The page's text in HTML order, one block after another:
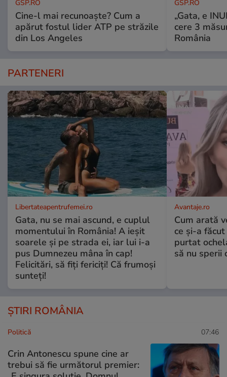
GSP.RO
Cine-l mai recunoaște? Cum a
apărut fostul lider ATP pe străzile
din Los Angeles
GSP.RO
„Gata, e
cere 3
România
PARTENERI
Libertateapentrufemei.ro
Gata, nu se mai ascund, e cuplul
momentului în România! A ieșit
soarele și pe strada ei, iar lui i-a
pus Dumnezeu mâna în cap!
Felicitări, să fiți fericiți! Că frumoși
sunteți!
Avantaje.ro
Cum arată
ce și-a
purtat
să nu sperii
ȘTIRI ROMÂNIA
Politică 07:46
Crin Antonescu spune cine ar
trebui să fie următorul premier: